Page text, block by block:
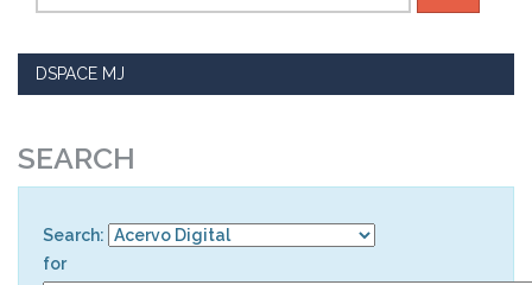
DSPACE MJ
SEARCH
Search:
for